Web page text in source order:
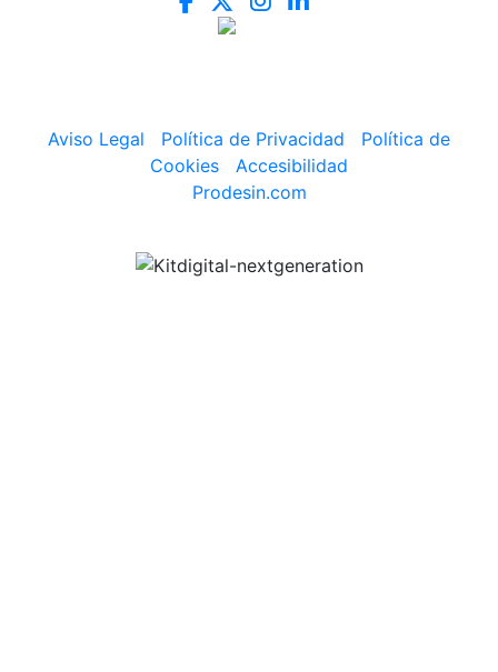
Aviso Legal Política de Privacidad
Política de
Cookies
Accesibilidad
Prodesin.com